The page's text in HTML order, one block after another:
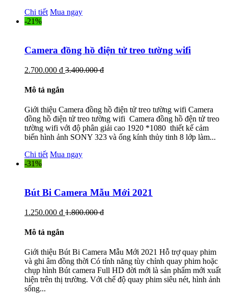
Chi tiết Mua ngay
-21%
Camera đồng hồ điện tử treo tường wifi
2.700.000 đ 3.400.000 đ
Mô tả ngắn
Giới thiệu Camera đồng hồ điện tử treo tường wifi Camera
đồng hồ điện tử treo tường wifi Camera đồng hồ đện tử treo
tường wifi với độ phân giải cao 1920 *1080 thiết kế cảm
biến hình ảnh SONY 323 và ống kính thủy tinh 8 lớp làm...
Chi tiết Mua ngay
-31%
Bút Bi Camera Mẫu Mới 2021
1.250.000 đ 1.800.000 đ
Mô tả ngắn
Giới thiệu Bút Bi Camera Mẫu Mới 2021 Hỗ trợ quay phim
và ghi âm đồng thời Có tính năng tùy chỉnh quay phim hoặc
chụp hình Bút camera Full HD đời mới là sản phẩm mới xuất
hiện trên thị trường. Với chế độ quay phim siêu nét, hình ảnh
sống...